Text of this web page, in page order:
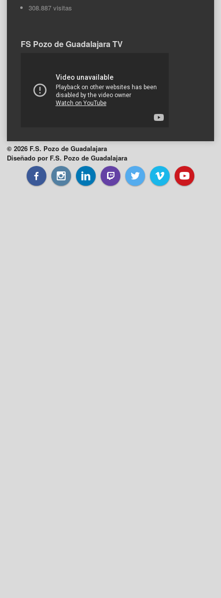
308.887 visitas
FS Pozo de Guadalajara TV
© 2026 F.S. Pozo de Guadalajara
Diseñado por F.S. Pozo de Guadalajara